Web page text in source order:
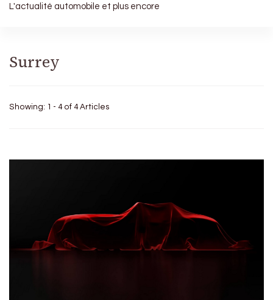
L'actualité automobile et plus encore
Surrey
Showing: 1 - 4 of 4 Articles